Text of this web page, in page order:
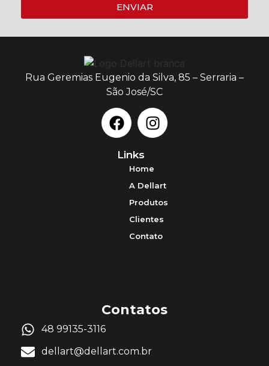
ENVIAR
Rua Geremias Eugenio da Silva, 85 – Serraria –
São José/SC
Links
Home
A Dellart
Produtos
Clientes
Contato
Contatos
48 99135-3116
dellart@dellart.com.br